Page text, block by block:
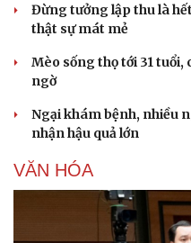
Đừng tưởng lập thu là
thật sự mát mẻ
Mèo sống thọ tới 31
ngờ
Ngại khám bệnh, nhiều
nhận hậu quả lớn
VĂN HÓA